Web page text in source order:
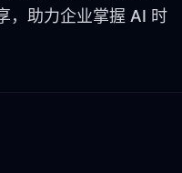
，助力企业掌握 AI 时